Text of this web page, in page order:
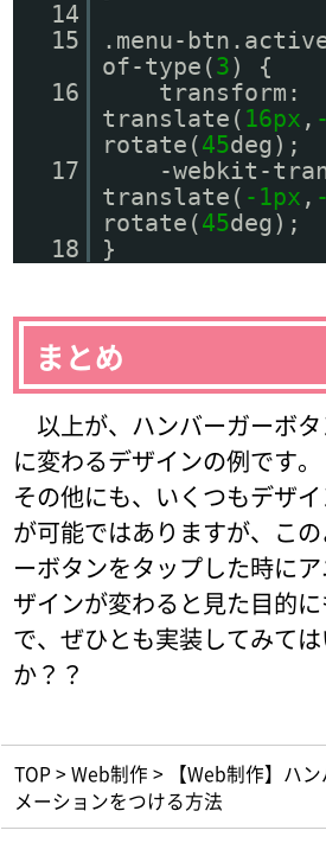
14
15
.menu-
of-type(3) {
16
transform:
translate( 16px ,
rotate(45deg);
17
-webkit-
translate( -1px ,
rotate(45deg);
18
}
まとめ
以上が、ハンバーガーボ
に変わるデザインの例です。
その他にも、いくつもデザ
が可能ではありますが、こ
ーボタンをタップした時に
ザインが変わると見た目的
で、ぜひとも実装してみて
か？？
TOP > Web制作 >
【Web制作】ハ
メーションをつける方法